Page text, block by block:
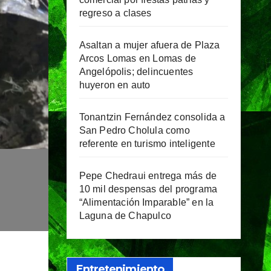
regreso a clases
Asaltan a mujer afuera de Plaza
Arcos Lomas en Lomas de
Angelópolis; delincuentes
huyeron en auto
Tonantzin Fernández consolida a
San Pedro Cholula como
referente en turismo inteligente
Pepe Chedraui entrega más de
10 mil despensas del programa
“Alimentación Imparable” en la
Laguna de Chapulco